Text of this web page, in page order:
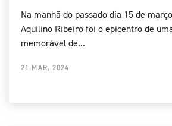
Na manhã do passado dia 15 de
Aquilino Ribeiro foi o epicentro de
memorável de...
21 MAR, 2024